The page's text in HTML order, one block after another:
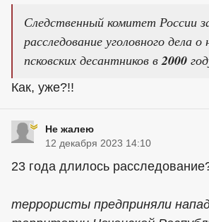
Следственный комитет России
расследование уголовного дела
псковских десантников в2000
Как, уже?!!
Не жалею
12 декабря 2023 14:10
23 года длилось
террористы предприняли